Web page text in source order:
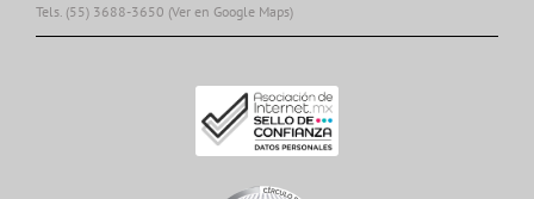
Tels. (55) 3688-3650 (Ver en Google Maps)